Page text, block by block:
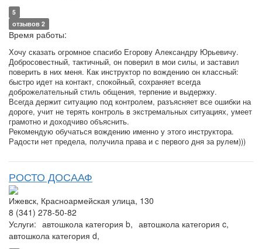
5
отзывов 2
Время работы:
Хочу сказать огромное спасибо Егорову Александру Юрьевичу.
Добросовестный, тактичный, он поверил в мои силы, и заставил
поверить в них меня. Как инструктор по вождению он классный:
быстро идет на контакт, спокойный, сохраняет всегда
доброжелательный стиль общения, терпение и выдержку.
Всегда держит ситуацию под контролем, разъясняет все ошибки на
дороге, учит не терять контроль в экстремальных ситуациях, умеет
грамотно и доходчиво объяснить.
Рекомендую обучаться вождению именно у этого инструктора.
Радости нет предела, получила права и с первого дня за рулем)))
РОСТО ДОСААФ
Ижевск, Красноармейская улица, 130
8 (341) 278-50-82
Услуги: автошкола категория b, автошкола категория c,
автошкола категория d,